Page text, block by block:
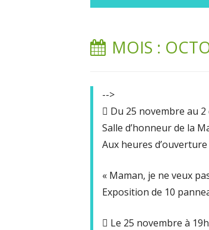
MOIS :
-->
 Du 25 novembre au 2
Salle d’honneur de la
Aux heures d’ouverture
« Maman, je ne veux
Exposition de 10
 Le 25 novembre à